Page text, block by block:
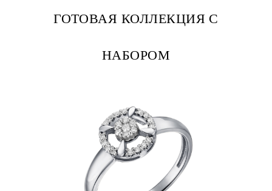
ГОТОВАЯ КОЛЛЕКЦИЯ С
НАБОРОМ